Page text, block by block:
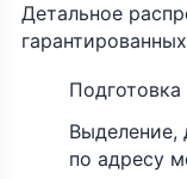
Детальное
Выделение,
по адресу